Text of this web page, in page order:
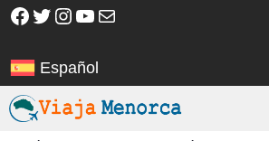
Saltar
Facebook
Twitter
Instagram
YouTube
Correo electrónico
Español